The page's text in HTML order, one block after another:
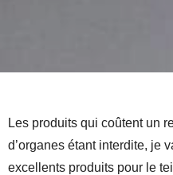
Les produits qui coûtent un
d’organes étant interdite, je
excellents produits pour le